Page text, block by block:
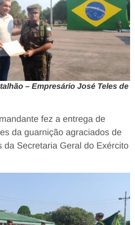
– Empresário José Teles de
fez a entrega de
da guarnição agraciados de
da Secretaria Geral do Exército